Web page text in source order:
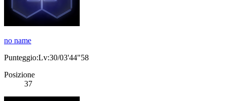
no name
Punteggio:Lv:30/03'44"58
Posizione
37